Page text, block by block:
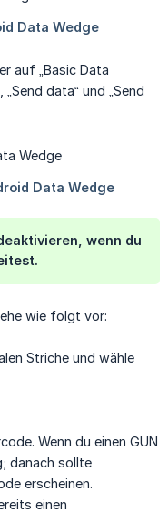
auf „Basic Data
data“ und „Send
wenn du
wie folgt vor:
Striche und wähle
Wenn du einen GUN
danach sollte
erscheinen.
einen